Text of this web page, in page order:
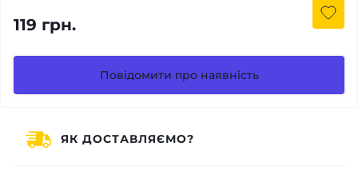
119 грн.
Повідомити про наявність
ЯК ДОСТАВЛЯЄМО?